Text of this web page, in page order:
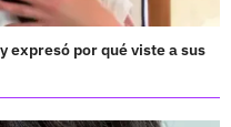
expresó por qué viste a sus